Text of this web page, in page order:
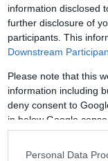
information disclosed
further disclosure of
participants. This
Downstream
Please note that this
information including
deny consent to
in below Google
Personal Data